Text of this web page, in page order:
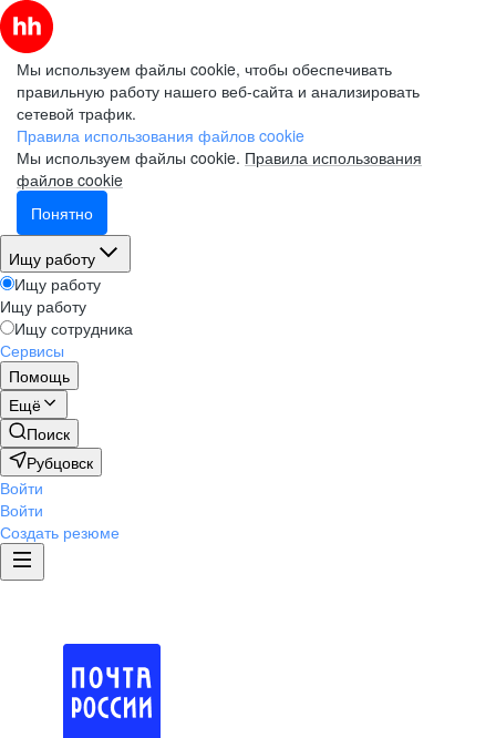
Мы используем файлы cookie, чтобы обеспечивать
правильную работу нашего веб-сайта и анализировать
сетевой трафик.
Правила использования файлов cookie
Мы используем файлы cookie. Правила использования
файлов cookie
Понятно
Ищу работу
Ищу работу
Ищу работу
Ищу сотрудника
Сервисы
Помощь
Ещё
Поиск
Рубцовск
Войти
Войти
Создать резюме